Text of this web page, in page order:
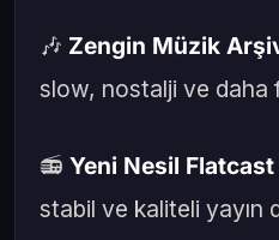
🎶 Zengin Müzik
slow, nostalji ve daha
📻 Yeni Nesil Flatcast
stabil ve kaliteli yayın